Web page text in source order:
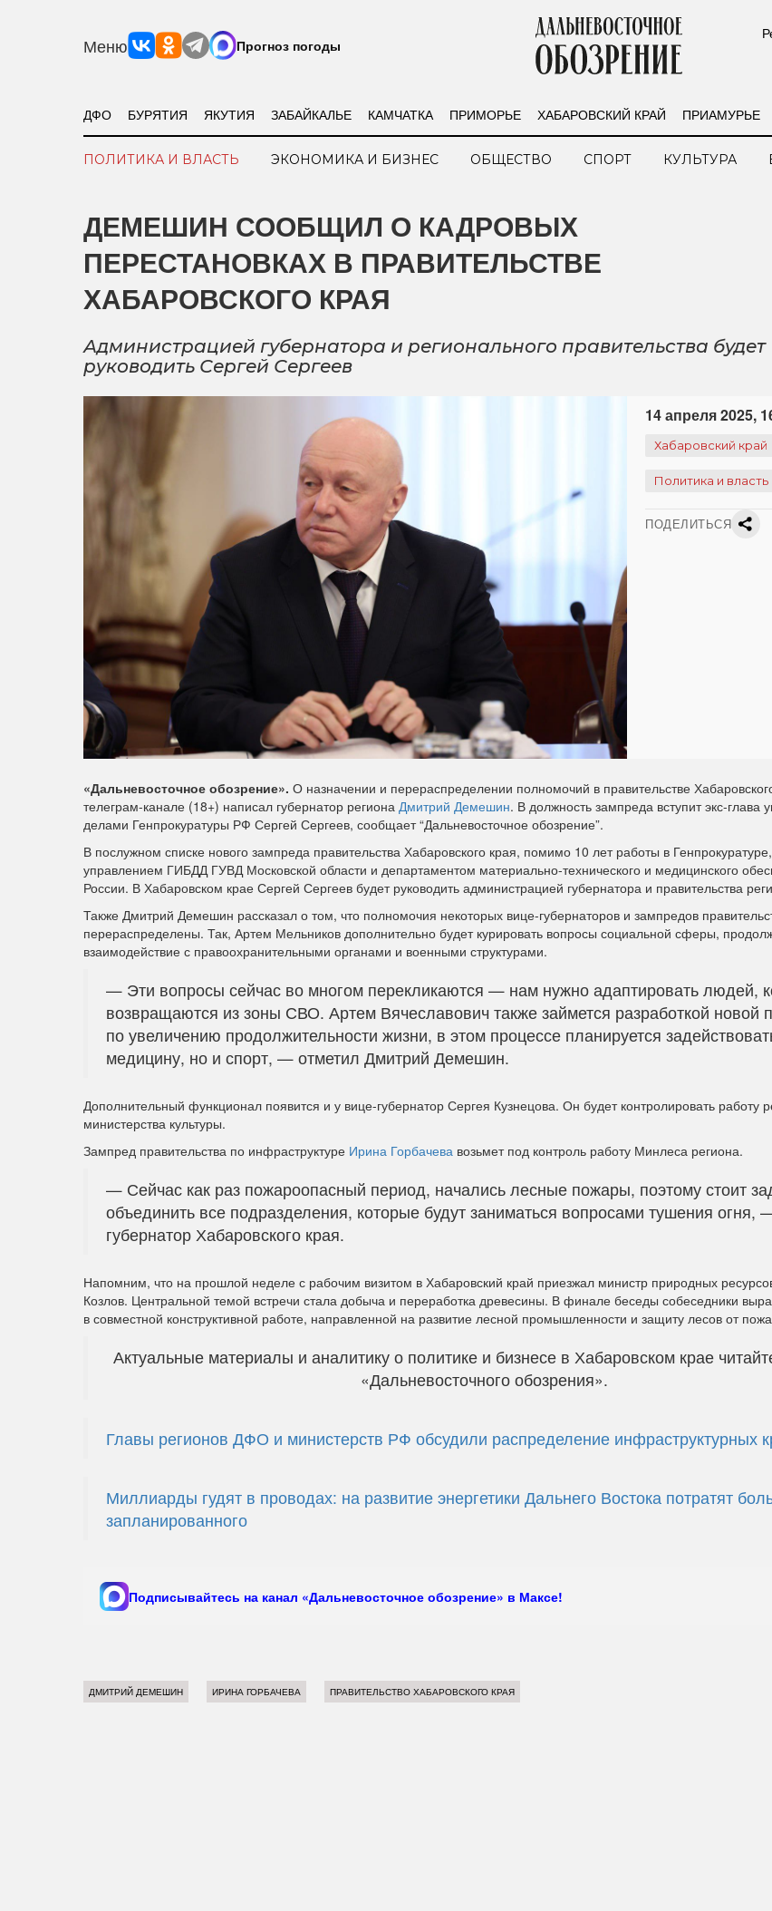
Меню Прогноз погоды
ДФО БУРЯТИЯ ЯКУТИЯ ЗАБАЙКАЛЬЕ КАМЧАТКА ПРИМОРЬЕ ХАБАРОВСКИЙ КРАЙ ПРИАМУРЬЕ
ПОЛИТИКА И ВЛАСТЬ ЭКОНОМИКА И БИЗНЕС ОБЩЕСТВО СПОРТ КУЛЬТУРА
ДЕМЕШИН СООБЩИЛ О КАДРОВЫХ
ПЕРЕСТАНОВКАХ В ПРАВИТЕЛЬСТВЕ
ХАБАРОВСКОГО КРАЯ
Администрацией губернатора и регионального правительства будет
руководить Сергей Сергеев
14 апреля 2025,
Хабаровский край
Политика и власть
ПОДЕЛИТЬСЯ
«Дальневосточное обозрение». О назначении и перераспределении полномочий в правительстве
телеграм-канале (18+) написал губернатор региона Дмитрий Демешин. В должность зампреда вступит экс-глава
делами Генпрокуратуры РФ Сергей Сергеев, сообщает “Дальневосточное обозрение”.
В послужном списке нового зампреда правительства Хабаровского края, помимо 10 лет работы в
управлением ГИБДД ГУВД Московской области и департаментом материально-технического и медицинского
России. В Хабаровском крае Сергей Сергеев будет руководить администрацией губернатора и правительства
Также Дмитрий Демешин рассказал о том, что полномочия некоторых вице-губернаторов и зампредов
перераспределены. Так, Артем Мельников дополнительно будет курировать вопросы социальной сферы,
взаимодействие с правоохранительными органами и военными структурами.
— Эти вопросы сейчас во многом перекликаются — нам нужно адаптировать людей,
возвращаются из зоны СВО. Артем Вячеславович также займется разработкой новой
по увеличению продолжительности жизни, в этом процессе планируется
медицину, но и спорт, — отметил Дмитрий Демешин.
Дополнительный функционал появится и у вице-губернатор Сергея Кузнецова. Он будет контролировать работу
министерства культуры.
Зампред правительства по инфраструктуре Ирина Горбачева возьмет под контроль работу Минлеса региона.
— Сейчас как раз пожароопасный период, начались лесные пожары, поэтому стоит
объединить все подразделения, которые будут заниматься вопросами тушения огня,
губернатор Хабаровского края.
Напомним, что на прошлой неделе с рабочим визитом в Хабаровский край приезжал министр природных
Козлов. Центральной темой встречи стала добыча и переработка древесины. В финале беседы собеседники
в совместной конструктивной работе, направленной на развитие лесной промышленности и защиту лесов от
Актуальные материалы и аналитику о политике и бизнесе в Хабаровском крае
«Дальневосточного обозрения».
Главы регионов ДФО и министерств РФ обсудили распределение инфраструктурных
Миллиарды гудят в проводах: на развитие энергетики Дальнего Востока потратят
запланированного
Подписывайтесь на канал «Дальневосточное обозрение» в Максе!
ДМИТРИЙ ДЕМЕШИН ИРИНА ГОРБАЧЕВА ПРАВИТЕЛЬСТВО ХАБАРОВСКОГО КРАЯ